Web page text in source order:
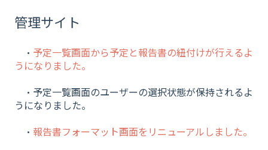
管理サイト
・ 予定一覧画面から予定と報告書の紐付けが行えるよ
うになりました。
・予定一覧画面のユーザーの選択状態が保持されるよ
うになりました。
・ 報告書フォーマット画面をリニューアルしました。